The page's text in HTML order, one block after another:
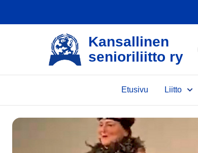
Kansallinen
senioriliitto ry
Etusivu Liitto